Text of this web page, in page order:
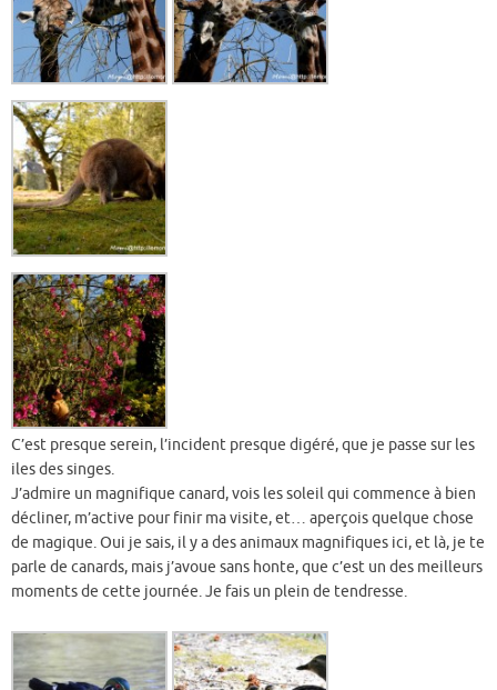
C’est presque serein, l’incident presque digéré, que je passe sur les
iles des singes.
J’admire un magnifique canard, vois les soleil qui commence à bien
décliner, m’active pour finir ma visite, et… aperçois quelque chose
de magique. Oui je sais, il y a des animaux magnifiques ici, et là, je te
parle de canards, mais j’avoue sans honte, que c’est un des meilleurs
moments de cette journée. Je fais un plein de tendresse.